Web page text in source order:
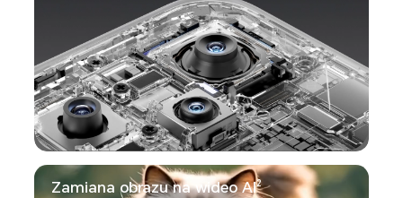
Zamiana obrazu na wideo AI2